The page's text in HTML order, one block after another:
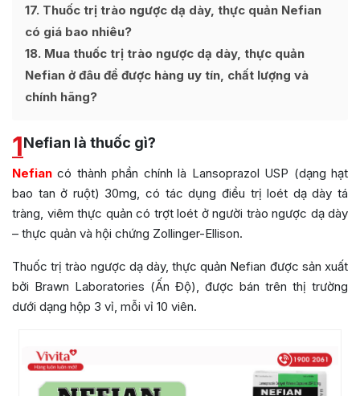
17 Thuốc trị trào ngược dạ dày, thực quản Nefian
có giá bao nhiêu?
18 Mua thuốc trị trào ngược dạ dày, thực quản
Nefian ở đâu để được hàng uy tín, chất lượng và
chính hãng?
1Nefian là thuốc gì?
Nefian có thành phần chính là Lansoprazol USP (dạng hạt
bao tan ở ruột) 30mg, có tác dụng điều trị loét dạ dày tá
tràng, viêm thực quản có trợt loét ở người trào ngược dạ dày
– thực quản và hội chứng Zollinger-Ellison.
Thuốc trị trào ngược dạ dày, thực quản Nefian được sản xuất
bởi Brawn Laboratories (Ấn Độ), được bán trên thị trường
dưới dạng hộp 3 vỉ, mỗi vỉ 10 viên.